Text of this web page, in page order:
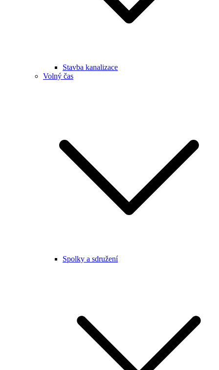
Stavba kanalizace
Volný čas
Spolky a sdružení